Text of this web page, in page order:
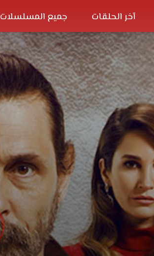
آخر الحلقات جميع المسلسلات